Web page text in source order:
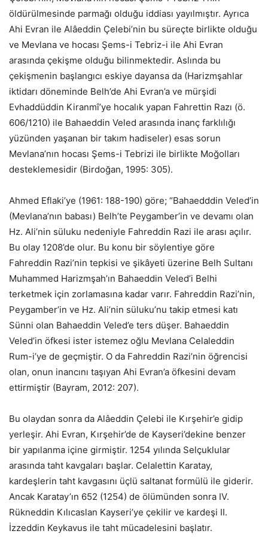
öldürülmesinde parmağı olduğu iddiası yayılmıştır. Ayrıca
Ahi Evran ile Alâeddin Çelebi’nin bu süreçte birlikte olduğu
ve Mevlana ve hocası Şems-i Tebriz-i ile Ahi Evran
arasında çekişme olduğu bilinmektedir. Aslında bu
çekişmenin başlangıcı eskiye dayansa da (Harizmşahlar
iktidarı döneminde Belh’de Ahi Evran’a ve mürşidi
Evhaddüddin Kiranmî’ye hocalık yapan Fahrettin Razı (ö.
606/1210) ile Bahaeddin Veled arasında inanç farklılığı
yüzünden yaşanan bir takım hadiseler) esas sorun
Mevlana’nın hocası Şems-i Tebrizi ile birlikte Moğolları
desteklemesidir (Birdoğan, 1995: 305).
Ahmed Eflaki’ye (1961: 188-190) göre; “Bahaedddin Veled’in
(Mevlana’nın babası) Belh’te Peygamber’in ve devamı olan
Hz. Ali’nin süluku nedeniyle Fahreddin Razi ile arası açılır.
Bu olay 1208’de olur. Bu konu bir söylentiye göre
Fahreddin Razi’nin tepkisi ve şikâyeti üzerine Belh Sultanı
Muhammed Harizmşah’ın Bahaeddin Veled’i Belhi
terketmek için zorlamasına kadar varır. Fahreddin Razi’nin,
Peygamber’in ve Hz. Ali’nin süluku’nu takip etmesi katı
Sünni olan Bahaeddin Veled’e ters düşer. Bahaeddin
Veled’in öfkesi ister istemez oğlu Mevlana Celaleddin
Rum-i’ye de geçmiştir. O da Fahreddin Razi’nin öğrencisi
olan, onun inancını taşıyan Ahi Evran’a öfkesini devam
ettirmiştir (Bayram, 2012: 207).
Bu olaydan sonra da Alâeddin Çelebi ile Kırşehir’e gidip
yerleşir. Ahi Evran, Kırşehir’de de Kayseri’dekine benzer
bir yapılanma içine girmiştir. 1254 yılında Selçuklular
arasında taht kavgaları başlar. Celalettin Karatay,
kardeşlerin taht kavgasını üçlü saltanat formülü ile giderir.
Ancak Karatay’ın 652 (1254) de ölümünden sonra IV.
Rükneddin Kılıcaslan Kayseri’ye çekilir ve kardeşi II.
İzzeddin Keykavus ile taht mücadelesini başlatır.